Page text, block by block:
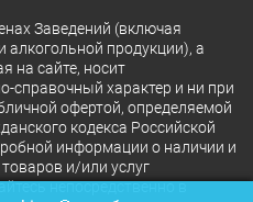
Заведений (включая
алкогольной продукции), а
на сайте, носит
справочный характер и ни при
офертой, определяемой
кодекса Российской
информации о наличии и
и/или услуг
непосредственно в